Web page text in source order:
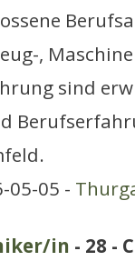
,
sind
05-05 -
in - 28 -